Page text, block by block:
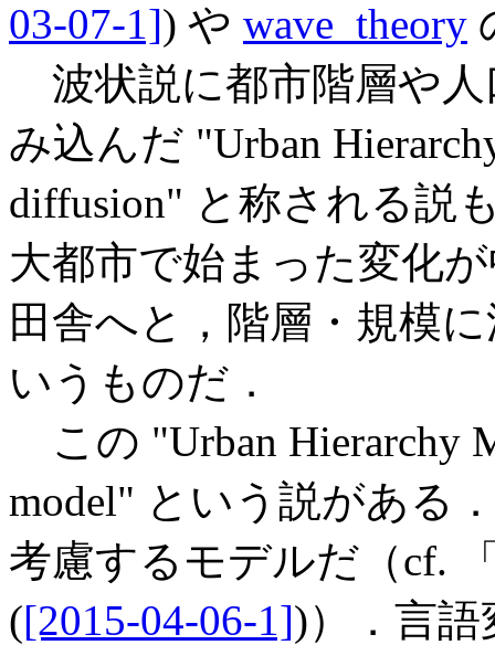
03-07-1]) や wave_theory
波状説に都市階層や
み込んだ "Urban
diffusion" と称される説
大都市で始まった変化
田舎へと，階層・規模
いうものだ．
この "Urban Hierarchy
model" という説がある
考慮するモデルだ（cf.
([2015-04-06-1])）．言